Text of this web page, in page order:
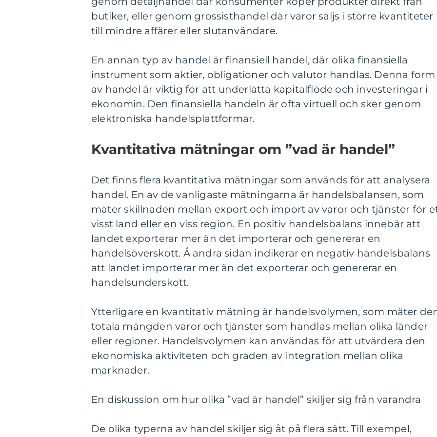
butiker, eller genom grossisthandel där varor säljs i större kvantiteter
till mindre affärer eller slutanvändare.
En annan typ av handel är finansiell handel, där olika finansiella
instrument som aktier, obligationer och valutor handlas. Denna form
av handel är viktig för att underlätta kapitalflöde och investeringar i
ekonomin. Den finansiella handeln är ofta virtuell och sker genom
elektroniska handelsplattformar.
Kvantitativa mätningar om ”vad är handel”
Det finns flera kvantitativa mätningar som används för att analysera
handel. En av de vanligaste mätningarna är handelsbalansen, som
mäter skillnaden mellan export och import av varor och tjänster för
visst land eller en viss region. En positiv handelsbalans innebär att
landet exporterar mer än det importerar och genererar en
handelsöverskott. Å andra sidan indikerar en negativ handelsbalans
att landet importerar mer än det exporterar och genererar en
handelsunderskott.
Ytterligare en kvantitativ mätning är handelsvolymen, som mäter
totala mängden varor och tjänster som handlas mellan olika länder
eller regioner. Handelsvolymen kan användas för att utvärdera den
ekonomiska aktiviteten och graden av integration mellan olika
marknader.
En diskussion om hur olika ”vad är handel” skiljer sig från varandra
De olika typerna av handel skiljer sig åt på flera sätt. Till exempel,